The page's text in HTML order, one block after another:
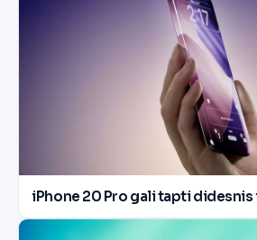
iPhone 20 Pro gali tapti didesnis